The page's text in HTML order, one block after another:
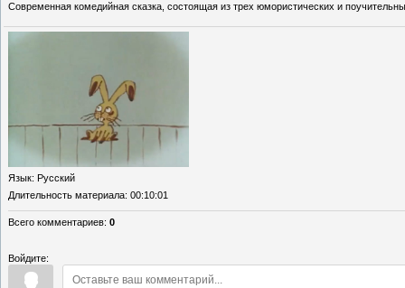
Современная комедийная сказка, состоящая из трех юмористических и
Язык: Русский
Длительность материала: 00:10:01
Всего комментариев: 0
Войдите: